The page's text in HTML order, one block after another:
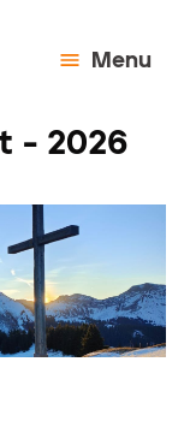
Menu
- 2026